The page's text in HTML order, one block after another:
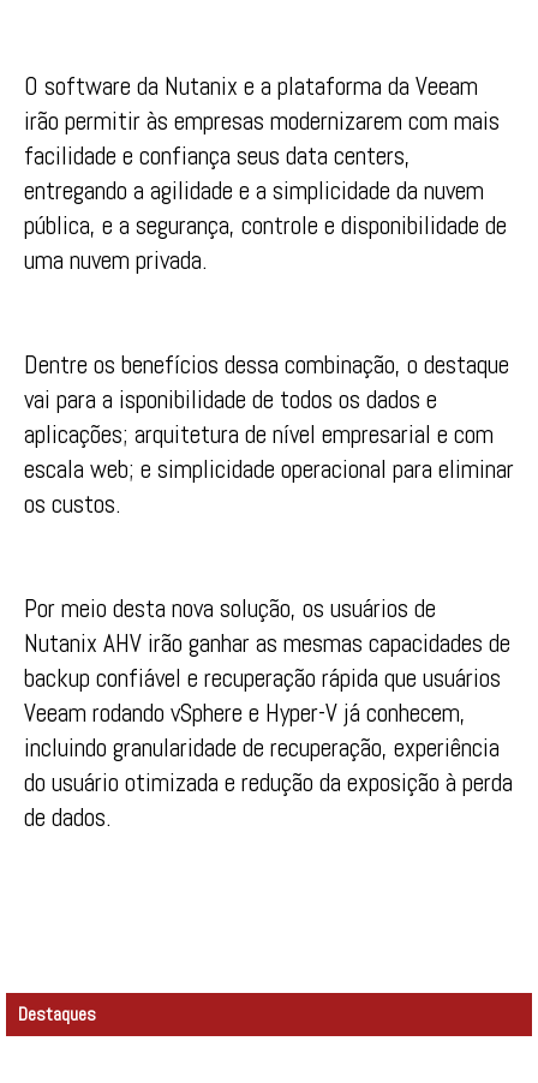
O software da Nutanix e a plataforma da Veeam
irão permitir às empresas modernizarem com mais
facilidade e confiança seus data centers,
entregando a agilidade e a simplicidade da nuvem
pública, e a segurança, controle e disponibilidade de
uma nuvem privada.
Dentre os benefícios dessa combinação, o destaque
vai para a isponibilidade de todos os dados e
aplicações; arquitetura de nível empresarial e com
escala web; e simplicidade operacional para eliminar
os custos.
Por meio desta nova solução, os usuários de
Nutanix AHV irão ganhar as mesmas capacidades de
backup confiável e recuperação rápida que usuários
Veeam rodando vSphere e Hyper-V já conhecem,
incluindo granularidade de recuperação, experiência
do usuário otimizada e redução da exposição à perda
de dados.
Destaques